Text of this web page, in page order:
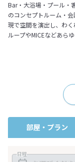
Bar・大浴場・プール・
のコンセプトルーム・
現で空間を演出し、わ
ループやMICEなどあらゆ
部屋・プラン
日程